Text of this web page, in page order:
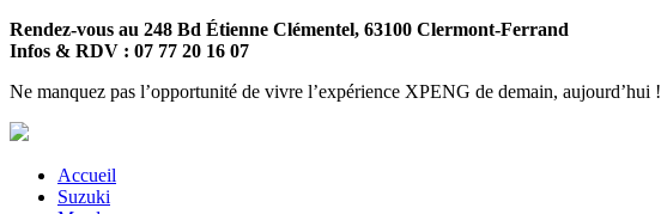
Rendez-vous au 248 Bd Étienne Clémentel, 63100 Clermont-Ferrand
Infos & RDV : 07 77 20 16 07
Ne manquez pas l’opportunité de vivre l’expérience XPENG de demain, aujourd’hui !
Accueil
Suzuki